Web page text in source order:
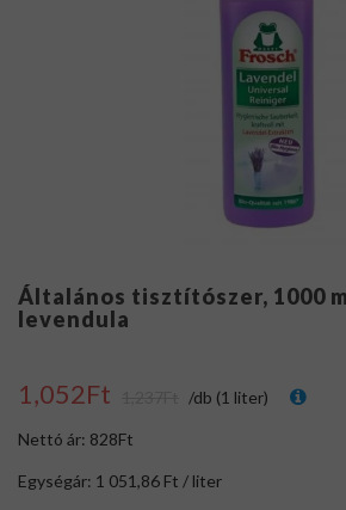
Általános tisztítószer, 1000
levendula
1,052Ft /db (1 liter)
Nettó ár: 828Ft
Egységár: 1 051,86 Ft / liter